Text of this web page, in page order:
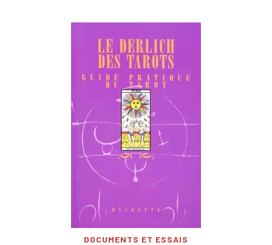
DOCUMENTS ET ESSAIS